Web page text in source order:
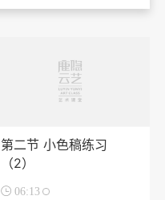
第二节 小色稿练习
（2）
 06:13